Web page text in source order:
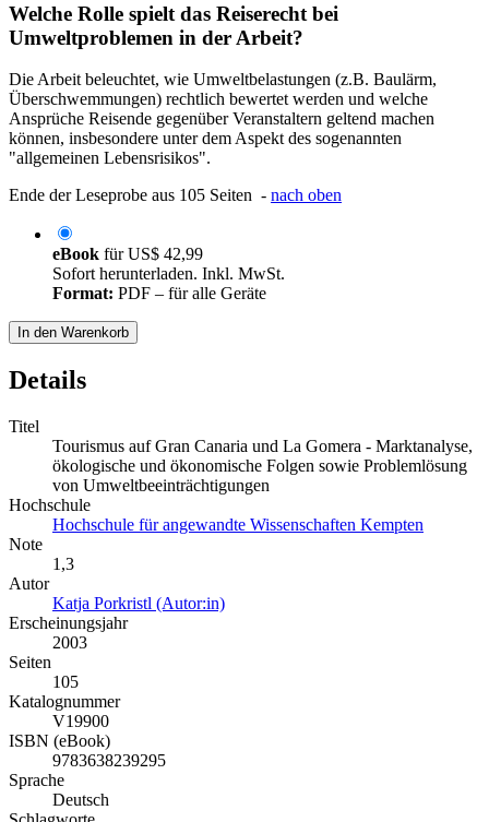
Welche Rolle spielt das Reiserecht bei
Umweltproblemen in der Arbeit?
Die Arbeit beleuchtet, wie Umweltbelastungen (z.B. Baulärm,
Überschwemmungen) rechtlich bewertet werden und welche
Ansprüche Reisende gegenüber Veranstaltern geltend machen
können, insbesondere unter dem Aspekt des sogenannten
"allgemeinen Lebensrisikos".
Ende der Leseprobe aus 105 Seiten - nach oben
eBook fürUS$ 42,99
Sofort herunterladen. Inkl. MwSt.
Format: PDF – für alle Geräte
In den Warenkorb
Details
Titel
Tourismus auf Gran Canaria und La Gomera - Marktanalyse,
ökologische und ökonomische Folgen sowie Problemlösung
von Umweltbeeinträchtigungen
Hochschule
Hochschule für angewandte Wissenschaften Kempten
Note
1,3
Autor
Katja Porkristl (Autor:in)
Erscheinungsjahr
2003
Seiten
105
Katalognummer
V19900
ISBN (eBook)
9783638239295
Sprache
Deutsch